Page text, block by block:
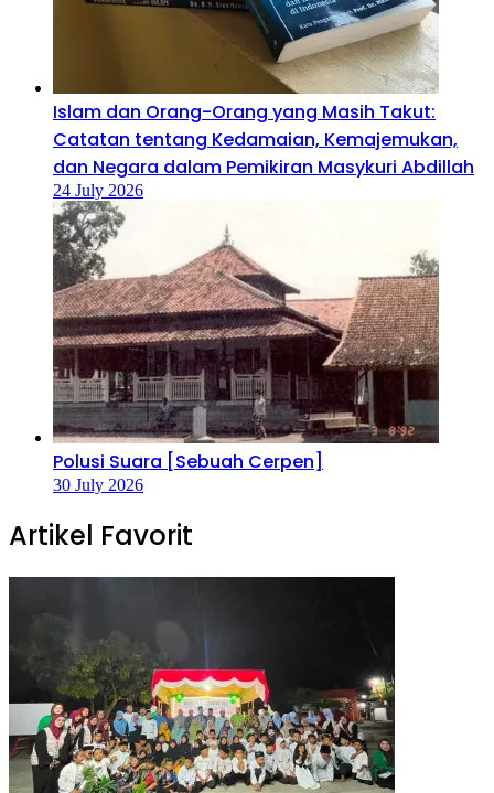
Islam dan Orang-Orang yang Masih Takut:
Catatan tentang Kedamaian, Kemajemukan,
dan Negara dalam Pemikiran Masykuri Abdillah
24 July 2026
Polusi Suara [Sebuah Cerpen]
30 July 2026
Artikel Favorit